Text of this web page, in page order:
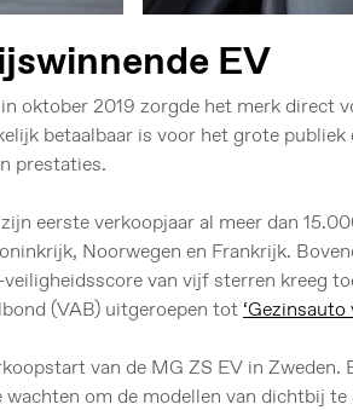
EV
oktober 2019 zorgde het merk direct
betaalbaar is voor het grote
prestaties.
eerste verkoopjaar al meer dan
Noorwegen en Frankrijk.
van vijf sterren kreeg
(VAB) uitgeroepen tot ‘Gezinsauto
van de MG ZS EV in
om de modellen van dichtbij